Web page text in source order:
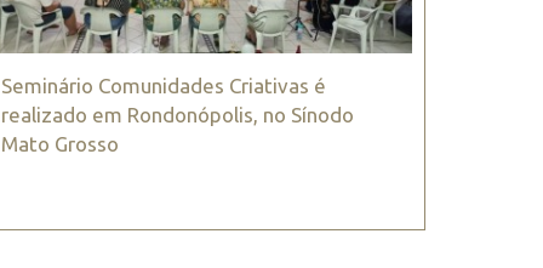
Seminário Comunidades Criativas é
realizado em Rondonópolis, no Sínodo
Mato Grosso